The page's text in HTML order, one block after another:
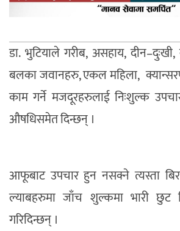
डा. भुटियाले गरीब, असहाय,
बलका जवानहरु, एकल महिला,
काम गर्ने मजदूरहरुलाई निःशुल्क
औषधिसमेत दिन्छन् ।
आफूबाट उपचार हुन नसक्ने त्यस्ता
ल्याबहरुमा जाँच शुल्कमा भारी छुट
गरिदिन्छन् ।